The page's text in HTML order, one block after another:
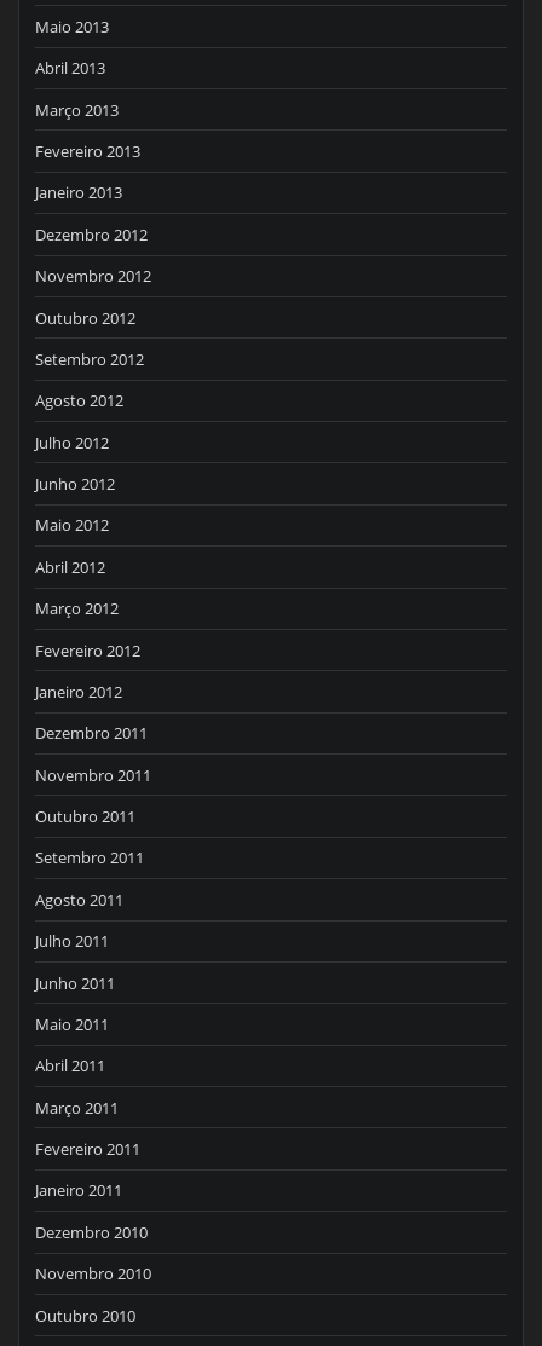
Maio 2013
Abril 2013
Março 2013
Fevereiro 2013
Janeiro 2013
Dezembro 2012
Novembro 2012
Outubro 2012
Setembro 2012
Agosto 2012
Julho 2012
Junho 2012
Maio 2012
Abril 2012
Março 2012
Fevereiro 2012
Janeiro 2012
Dezembro 2011
Novembro 2011
Outubro 2011
Setembro 2011
Agosto 2011
Julho 2011
Junho 2011
Maio 2011
Abril 2011
Março 2011
Fevereiro 2011
Janeiro 2011
Dezembro 2010
Novembro 2010
Outubro 2010